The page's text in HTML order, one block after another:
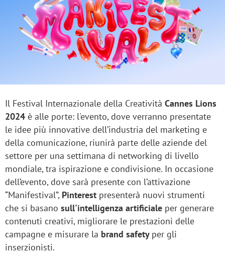
Il Festival Internazionale della Creatività Cannes Lions
2024 è alle porte: l'evento, dove verranno presentate
le idee più innovative dell’industria del marketing e
della comunicazione, riunirà parte delle aziende del
settore per una settimana di networking di livello
mondiale, tra ispirazione e condivisione. In occasione
dell’evento, dove sarà presente con l’attivazione
“Manifestival”, Pinterest presenterà nuovi strumenti
che si basano sull'intelligenza artificiale per generare
contenuti creativi, migliorare le prestazioni delle
campagne e misurare la brand safety per gli
inserzionisti.